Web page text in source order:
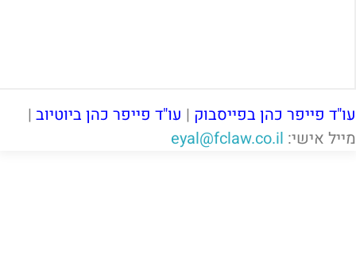
עו"ד פייפר כהן בפייסבוק | עו"ד פייפר כהן ביוטיוב |
מייל אישי: eyal@fclaw.co.il